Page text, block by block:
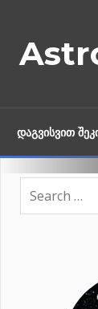
content
ᲓᲐᲒᲕᲘᲡᲕᲘᲗ